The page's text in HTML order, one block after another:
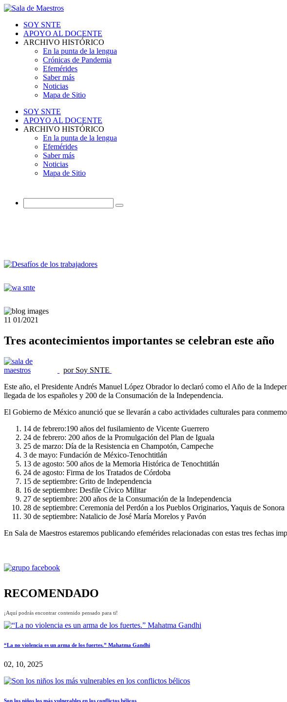
SOY SNTE
APOYO AL DOCENTE
ARCHIVO HISTÓRICO
En la punta de la lengua
Crónicas de Pandemia
Efemérides
Saber más
Noticias
Mapa de Sitio
SOY SNTE
APOYO AL DOCENTE
ARCHIVO HISTÓRICO
En la punta de la lengua
Efemérides
Saber más
Noticias
Mapa de Sitio
11 01/2021
Tres acontecimientos importantes se celebran este año
por Soy SNTE
Este año, el Presidente Andrés Manuel López Obrador lo declaró como el Año de la
llegada de los españoles y 200 de la Consumación de la Independencia.
El Gobierno de México anunció que se llevarán a cabo actividades culturales para
14 de febrero:190 años del fusilamiento de Vicente Guerrero
24 de febrero: 200 años de la Promulgación del Plan de Iguala
25 de marzo: Día de la Resistencia en Champotón, Campeche
3 de mayo: Fundación de México-Tenochtitlán
13 de agosto: 500 años de la Memoria Histórica de Tenochtitlán
24 de agosto: Firma de los Tratados de Córdoba
15 de septiembre: Grito de Independencia
16 de septiembre: Desfile Cívico Militar
27 de septiembre: 200 años de la Consumación de la Independencia
28 de septiembre: Ceremonia del Perdón a los Pueblos Originarios, Yaquis de Sonora
30 de septiembre: Natalicio de José María Morelos y Pavón
En Sala de Maestros estaremos publicando efemérides relacionadas con estas tres fechas
RECOMENDADO
¡Aquí podrás encontrar contenido pensado para ti!
“La no violencia es un arma de los fuertes.” Mahatma Gandhi
02, 10, 2025
Son los niños los más vulnerables en los conflictos bélicos